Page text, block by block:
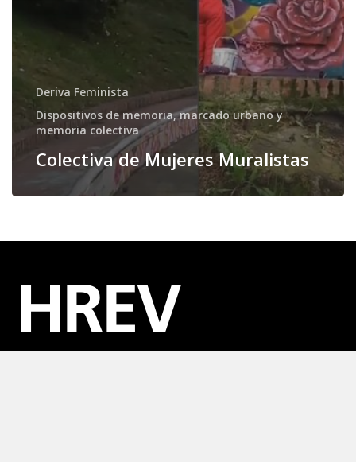
Deriva Feminista
Dispositivos de memoria, marcado urbano y
memoria colectiva
Colectiva de Mujeres Muralistas